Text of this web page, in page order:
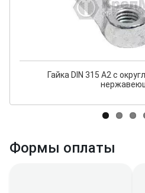
Гайка DIN 315 А2 с
Формы оплаты